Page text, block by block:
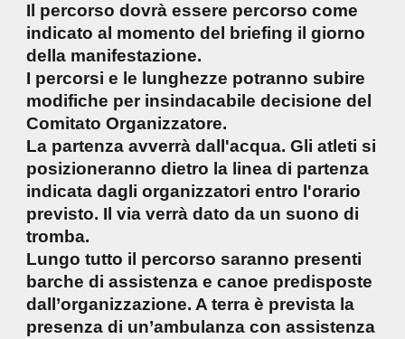
Il percorso dovrà essere percorso come
indicato al momento del briefing il giorno
della manifestazione.
I percorsi e le lunghezze potranno subire
modifiche per insindacabile decisione del
Comitato Organizzatore.
La partenza avverrà dall'acqua. Gli atleti si
posizioneranno dietro la linea di partenza
indicata dagli organizzatori entro l'orario
previsto. Il via verrà dato da un suono di
tromba.
Lungo tutto il percorso saranno presenti
barche di assistenza e canoe predisposte
dall’organizzazione. A terra è prevista la
presenza di un’ambulanza con assistenza